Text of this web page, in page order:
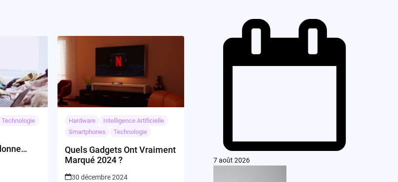
Technologie Hardware
Intelligence Artificielle
Smartphones
Technologie
Quels Gadgets Ont Vraiment
Marqué 2024 ?
30 décembre 2024
7 août 2026